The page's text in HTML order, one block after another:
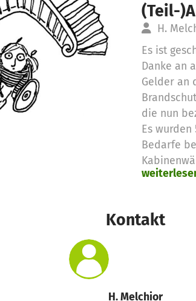
(Teil-
H.
Es ist
Danke an
Gelder an
die nun
Es
Bedarfe
4.180,00 €
Kontakt
H. Melchior